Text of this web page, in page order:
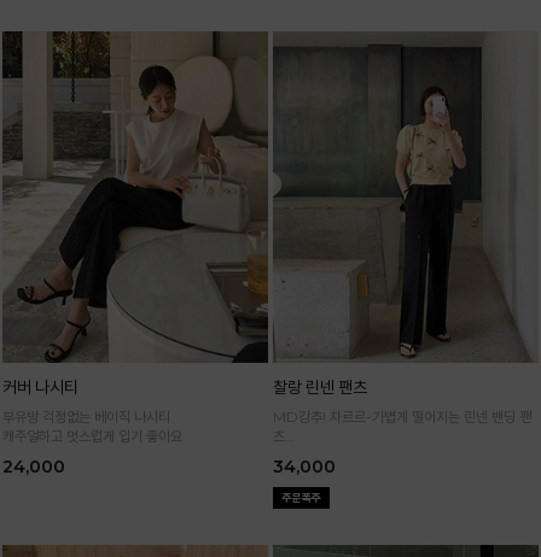
커버 나시티
부유방 걱정없는 베이직 나시티
캐주얼하고 멋스럽게 입기 좋아요
24,000
찰랑 린넨 팬츠
MD강추! 차르르-가볍게 떨어지는 린넨 밴딩 팬
츠
34,000